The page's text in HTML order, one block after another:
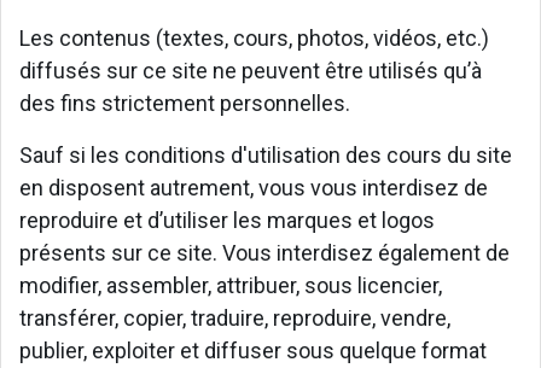
Les contenus (textes, cours, photos, vidéos, etc.)
diffusés sur ce site ne peuvent être utilisés qu’à
des fins strictement personnelles.
Sauf si les conditions d'utilisation des cours du site
en disposent autrement, vous vous interdisez de
reproduire et d’utiliser les marques et logos
présents sur ce site. Vous interdisez également de
modifier, assembler, attribuer, sous licencier,
transférer, copier, traduire, reproduire, vendre,
publier, exploiter et diffuser sous quelque format